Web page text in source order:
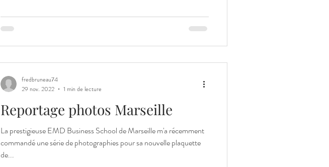
Reportage photos Marseille
La prestigieuse EMD Business School de Marseille m'a récemment
commandé une série de photographies pour sa nouvelle plaquette
de...
fredbruneau74
29 nov. 2022
1 min de lecture